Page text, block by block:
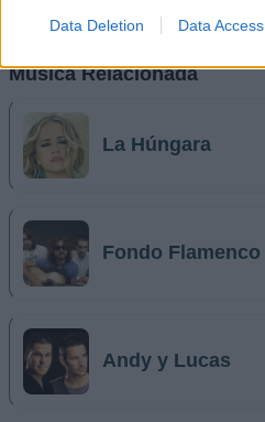
Data Deletion Data Access
Música Relacionada
La Húngara
Fondo Flamenco
Andy y Lucas